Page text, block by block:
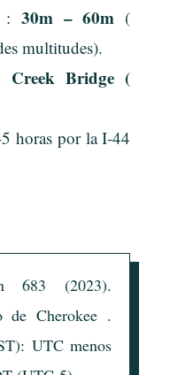
: 30m – 60m (
multitudes).
Creek Bridge (
horas por la I-44
683 (2023).
de Cherokee .
UTC menos